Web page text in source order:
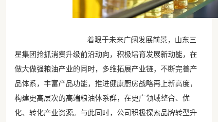
着眼于未来广阔发展前景，山东三
星集团抢抓消费升级前沿动向，积极培育发展新动能，在
做大做强粮油产业的同时，多维拓展产业链，不断完善产
品体系，丰富产品功能，推进健康厨房战略再上新高度，
构建更高层次的高端粮油体系群，在更广领域整合、优
化、转化产业资源。与此同时，公司积极探索品牌转型升